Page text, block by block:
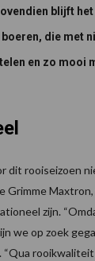
blijft
die met
en zo mooi
dit rooiseizoen
Grimme
zijn.
we op zoek
“Qua